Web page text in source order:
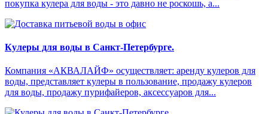
покупка кулера для воды - это давно не роскошь, а...
Кулеры для воды в Санкт-Петербурге.
Компания «АКВАЛАЙФ» осуществляет: аренду кулеров для
воды, представляет кулеры в пользование, продажу кулеров
для воды, продажу пурифайеров, аксессуаров для...